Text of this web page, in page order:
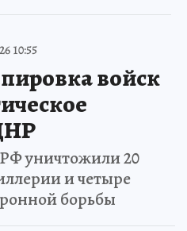
10:55
войск
уничтожили 20
и четыре
борьбы